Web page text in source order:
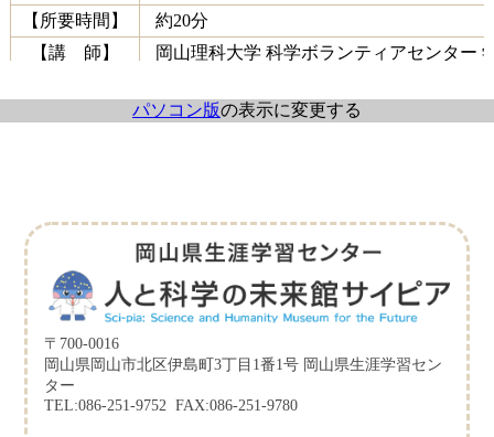
【所要時間】
約20分
【講 師】
岡山理科大学 科学ボランティアセンター
パソコン版の表示に変更する
〒700-0016
岡山県岡山市北区伊島町3丁目1番1号 岡山県生涯学習セン
ター
TEL:086-251-9752 FAX:086-251-9780